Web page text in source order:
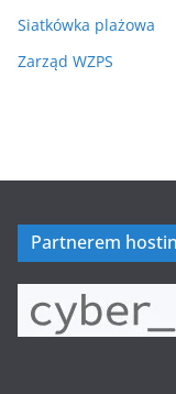
Siatkówka plażowa
Zarząd WZPS
Partnerem